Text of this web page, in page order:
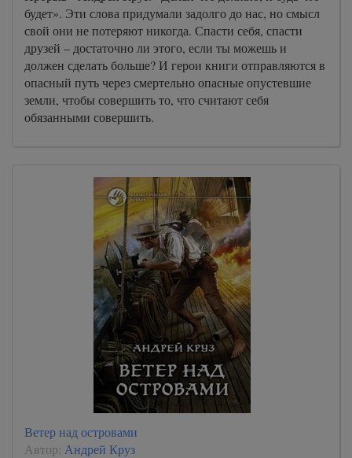
будет». Эти слова придумали задолго до нас, но смысл
свой они не потеряют никогда. Спасти себя, спасти
друзей – достаточно ли этого, если ты можешь и
должен сделать больше? И герои книги отправляются в
опасный путь через смертельно опасные опустевшие
земли, чтобы совершить то, что считают себя
обязанными совершить.
Ветер над островами
Автор: Андрей Круз